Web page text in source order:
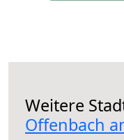
Weitere
Offenbach